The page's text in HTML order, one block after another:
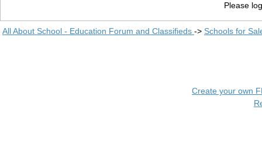
Please
All About School - Education Forum and Classifieds -> Schools for
Create your own